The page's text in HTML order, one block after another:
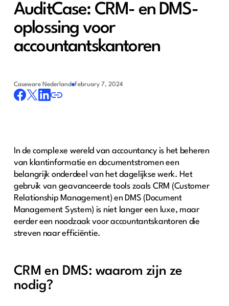
AuditCase: CRM- en DMS-
oplossing voor
accountantskantoren
Caseware Nederland February 7, 2024
In de complexe wereld van accountancy is het beheren
van klantinformatie en documentstromen een
belangrijk onderdeel van het dagelijkse werk. Het
gebruik van geavanceerde tools zoals CRM (Customer
Relationship Management) en DMS (Document
Management System) is niet langer een luxe, maar
eerder een noodzaak voor accountantskantoren die
streven naar efficiëntie.
CRM en DMS: waarom zijn ze
nodig?